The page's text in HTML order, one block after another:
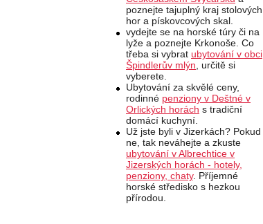
poznejte tajuplný kraj stolových
hor a pískovcových skal.
vydejte se na horské túry či na
lyže a poznejte Krkonoše. Co
třeba si vybrat ubytování v obci
Špindlerův mlýn, určitě si
vyberete.
Ubytování za skvělé ceny,
rodinné penziony v Deštné v
Orlických horách s tradiční
domácí kuchyní.
Už jste byli v Jizerkách? Pokud
ne, tak neváhejte a zkuste
ubytování v Albrechtice v
Jizerských horách - hotely,
penziony, chaty. Příjemné
horské středisko s hezkou
přírodou.